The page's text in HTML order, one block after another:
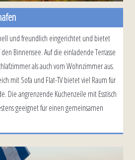
und freundlich eingerichtet und bietet
Binnensee. Auf die einladende Terrasse
als auch vom Wohnzimmer aus.
mit Sofa und Flat-TV bietet viel Raum für
Die angrenzende Küchenzeile mit Esstisch
geeignet für einen gemeinsamen